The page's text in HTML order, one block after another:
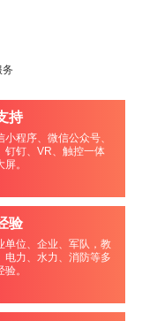
持
小程序、微信公众号、
钉钉、VR、触控一体
。
验
单位、企业、军队，教
电力、水力、消防等多
。